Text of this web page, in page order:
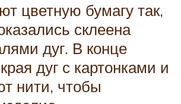
цветную бумагу так,
склеена
дуг. В конце
дуг с картонками и
нити, чтобы